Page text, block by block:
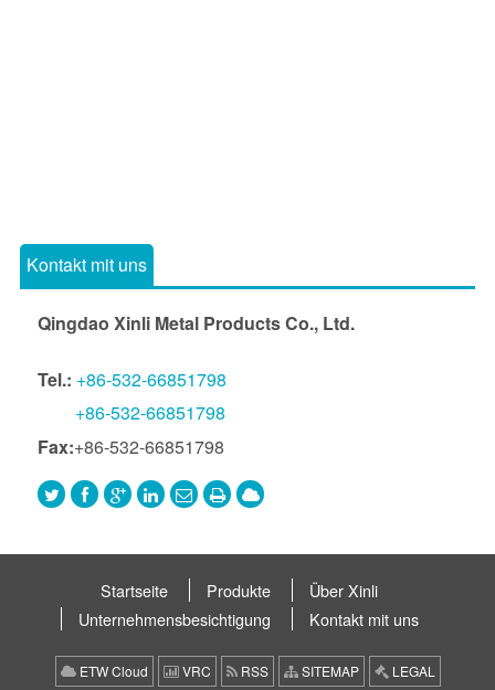
Kontakt mit uns
Qingdao Xinli Metal Products Co., Ltd.
Tel.: +86-532-66851798
+86-532-66851798
Fax:+86-532-66851798
Startseite Produkte
Über Xinli
Unternehmensbesichtigung
Kontakt mit uns
ETW Cloud VRC RSS SITEMAP LEGAL